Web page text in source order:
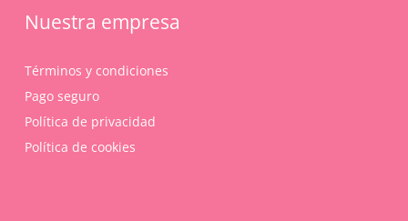
Nuestra empresa
Términos y condiciones
Pago seguro
Política de privacidad
Política de cookies